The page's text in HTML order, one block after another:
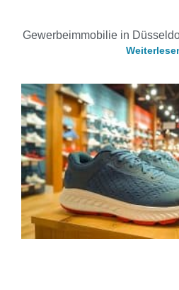
Gewerbeimmobilie in